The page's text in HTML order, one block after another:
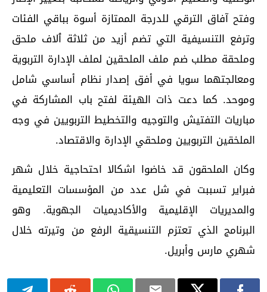
وفتح آفاق الترقي للدرجة الممتازة أسوة بباقي الفئات
وترفع التنسيفية التي تضم أزيد من ثلاثة ٱلاف ملحق
وملحقة مطلب ضم ملف الملحقين لملف الإدارة التربوية
ومعالجتهما سويا في أفق إصدار نظام أساسي شامل
وموحد. كما دعت ذات الهيئة لفتح باب المشاركة في
مباريات التفتيش والتوجيه والتخطيط التربويين في وجه
الملخقين التربويين وملحقي الإدارة والاقتصاد.
وكان الملحقون قد خاضوا اشكالا احتحاجية خلال شهر
فبراير تسببت في شل عدد من المؤسسات التعليمية
والمديريات الإقليمية والأكاديميات الجهوية. وهو
البرنامج الذي تعتزم التنسيقية الرفع من وتيرته خلال
شهري مارس وأبريل.